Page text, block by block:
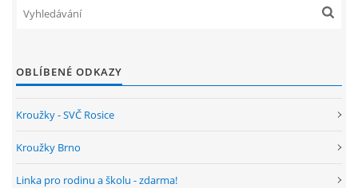
KROUŽKY
NAŠE ÚSPĚCHY
GDPR
OBLÍBENÉ ODKAZY
Kroužky - SVČ Rosice
Kroužky Brno
Linka pro rodinu a školu - zdarma!